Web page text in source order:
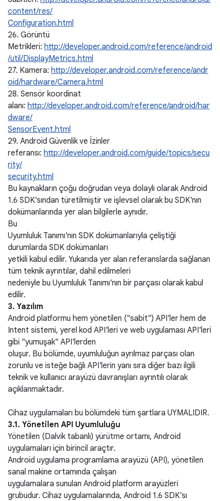
content/res/
Configuration.html
26. Görüntü
Metrikleri: http://developer.android.com/reference/android
/util/DisplayMetrics.html
27. Kamera: http://developer.android.com/reference/andr
oid/hardware/Camera.html
28. Sensör koordinat
alanı: http://developer.android.com/reference/android/har
dware/
SensorEvent.html
29. Android Güvenlik ve İzinler
referansı: http://developer.android.com/guide/topics/secu
rity/
security.html
Bu kaynakların çoğu doğrudan veya dolaylı olarak Android
1.6 SDK'sından türetilmiştir ve işlevsel olarak bu SDK'nın
dokümanlarında yer alan bilgilerle aynıdır.
Bu
Uyumluluk Tanımı'nın SDK dokümanlarıyla çeliştiği
durumlarda SDK dokümanları
yetkili kabul edilir. Yukarıda yer alan referanslarda sağlanan
tüm teknik ayrıntılar, dahil edilmeleri
nedeniyle bu Uyumluluk Tanımı'nın bir parçası olarak kabul
edilir.
3. Yazılım
Android platformu hem yönetilen ("sabit") API'ler hem de
Intent sistemi, yerel kod API'leri ve web uygulaması API'leri
gibi "yumuşak" API'lerden
oluşur. Bu bölümde, uyumluluğun ayrılmaz parçası olan
zorunlu ve isteğe bağlı API'lerin yanı sıra diğer bazı ilgili
teknik ve kullanıcı arayüzü davranışları ayrıntılı olarak
açıklanmaktadır.
Cihaz uygulamaları bu bölümdeki tüm şartlara UYMALIDIR.
3.1. Yönetilen API Uyumluluğu
Yönetilen (Dalvik tabanlı) yürütme ortamı, Android
uygulamaları için birincil araçtır.
Android uygulama programlama arayüzü (API), yönetilen
sanal makine ortamında çalışan
uygulamalara sunulan Android platform arayüzleri
grubudur. Cihaz uygulamalarında, Android 1.6 SDK'sı